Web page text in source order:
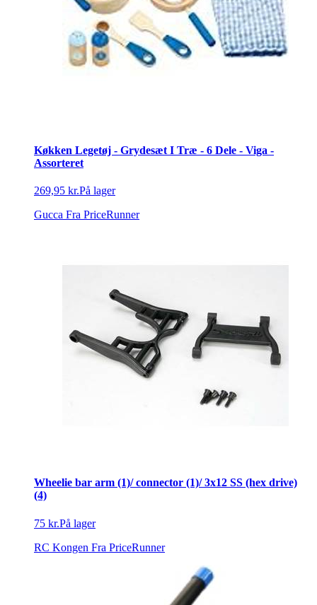
Køkken Legetøj - Grydesæt I Træ - 6 Dele - Viga -
Assorteret
269,95 kr.På lager
Gucca Fra PriceRunner
Wheelie bar arm (1)/ connector (1)/ 3x12 SS (hex drive)
(4)
75 kr.På lager
RC Kongen Fra PriceRunner